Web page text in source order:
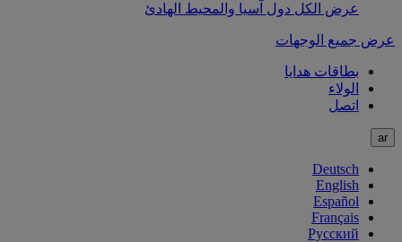
عرض الكل دول آسيا والمحيط الهادئ
عرض جميع الوجهات
بطاقات هدايا
الولاء
اتصل
ar
Deutsch
English
Español
Français
Русский